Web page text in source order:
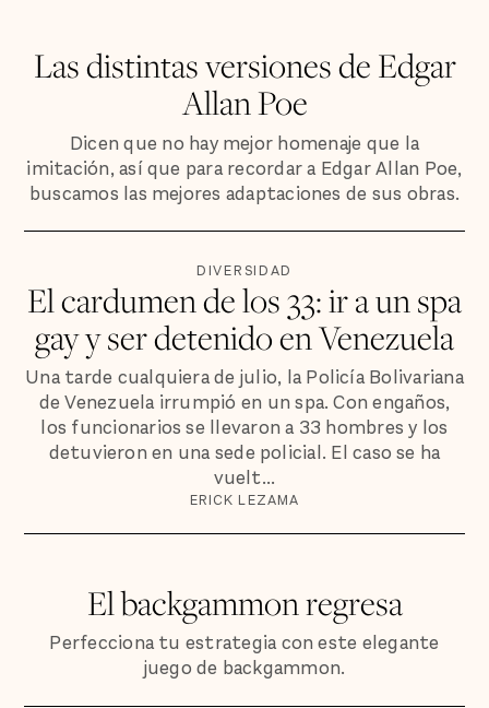
Las distintas versiones de Edgar
Allan Poe
Dicen que no hay mejor homenaje que la
imitación, así que para recordar a Edgar Allan Poe,
buscamos las mejores adaptaciones de sus obras.
DIVERSIDAD
El cardumen de los 33: ir a un spa
gay y ser detenido en Venezuela
Una tarde cualquiera de julio, la Policía Bolivariana
de Venezuela irrumpió en un spa. Con engaños,
los funcionarios se llevaron a 33 hombres y los
detuvieron en una sede policial. El caso se ha
vuelt...
ERICK LEZAMA
El backgammon regresa
Perfecciona tu estrategia con este elegante
juego de backgammon.